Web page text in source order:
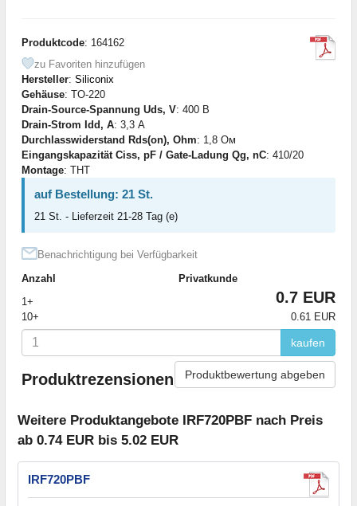
Produktcode: 164162
zu Favoriten hinzufügen
Hersteller: Siliconix
Gehäuse: TO-220
Drain-Source-Spannung Uds, V: 400 В
Drain-Strom Idd, A: 3,3 А
Durchlasswiderstand Rds(on), Ohm: 1,8 Ом
Eingangskapazität Ciss, pF / Gate-Ladung Qg, nC: 410/20
Montage: THT
auf Bestellung: 21 St.
21 St. - Lieferzeit 21-28 Tag (e)
Benachrichtigung bei Verfügbarkeit
Anzahl
Privatkunde
1+
0.7 EUR
10+ 0.61 EUR
kaufen
Produktrezensionen Produktbewertung abgeben
Weitere Produktangebote IRF720PBF nach Preis
ab 0.74 EUR bis 5.02 EUR
IRF720PBF